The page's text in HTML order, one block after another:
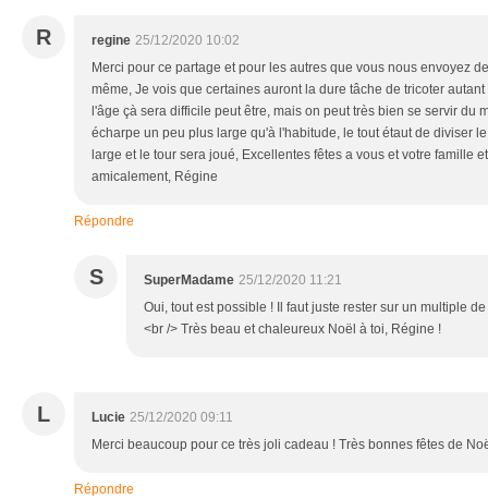
R regine 25/12/2020 10:02
Merci pour ce partage et pour les autres que vous nous envoyez
même, Je vois que certaines auront la dure tâche de tricoter
l'âge çà sera difficile peut être, mais on peut très bien se servir du
écharpe un peu plus large qu'à l'habitude, le tout étaut de diviser
large et le tour sera joué, Excellentes fêtes a vous et votre famille
amicalement, Régine
Répondre
S SuperMadame 25/12/2020 11:21
Oui, tout est possible ! Il faut juste rester sur un multiple
<br /> Très beau et chaleureux Noël à toi, Régine !
L Lucie 25/12/2020 09:11
Merci beaucoup pour ce très joli cadeau ! Très bonnes fêtes de
Répondre